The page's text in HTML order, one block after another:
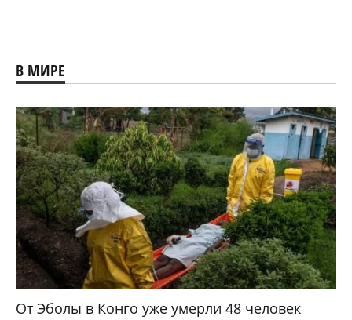
В МИРЕ
От Эболы в Конго уже умерли 48 человек